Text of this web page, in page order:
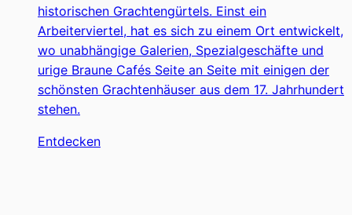
historischen Grachtengürtels. Einst ein
Arbeiterviertel, hat es sich zu einem Ort entwickelt,
wo unabhängige Galerien, Spezialgeschäfte und
urige Braune Cafés Seite an Seite mit einigen der
schönsten Grachtenhäuser aus dem 17. Jahrhundert
stehen.
Entdecken